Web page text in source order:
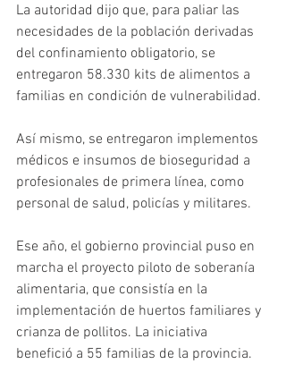
La autoridad dijo que, para paliar las
necesidades de la población derivadas
del confinamiento obligatorio, se
entregaron 58.330 kits de alimentos a
familias en condición de vulnerabilidad.
Así mismo, se entregaron implementos
médicos e insumos de bioseguridad a
profesionales de primera línea, como
personal de salud, policías y militares.
Ese año, el gobierno provincial puso en
marcha el proyecto piloto de soberanía
alimentaria, que consistía en la
implementación de huertos familiares y
crianza de pollitos. La iniciativa
benefició a 55 familias de la provincia.